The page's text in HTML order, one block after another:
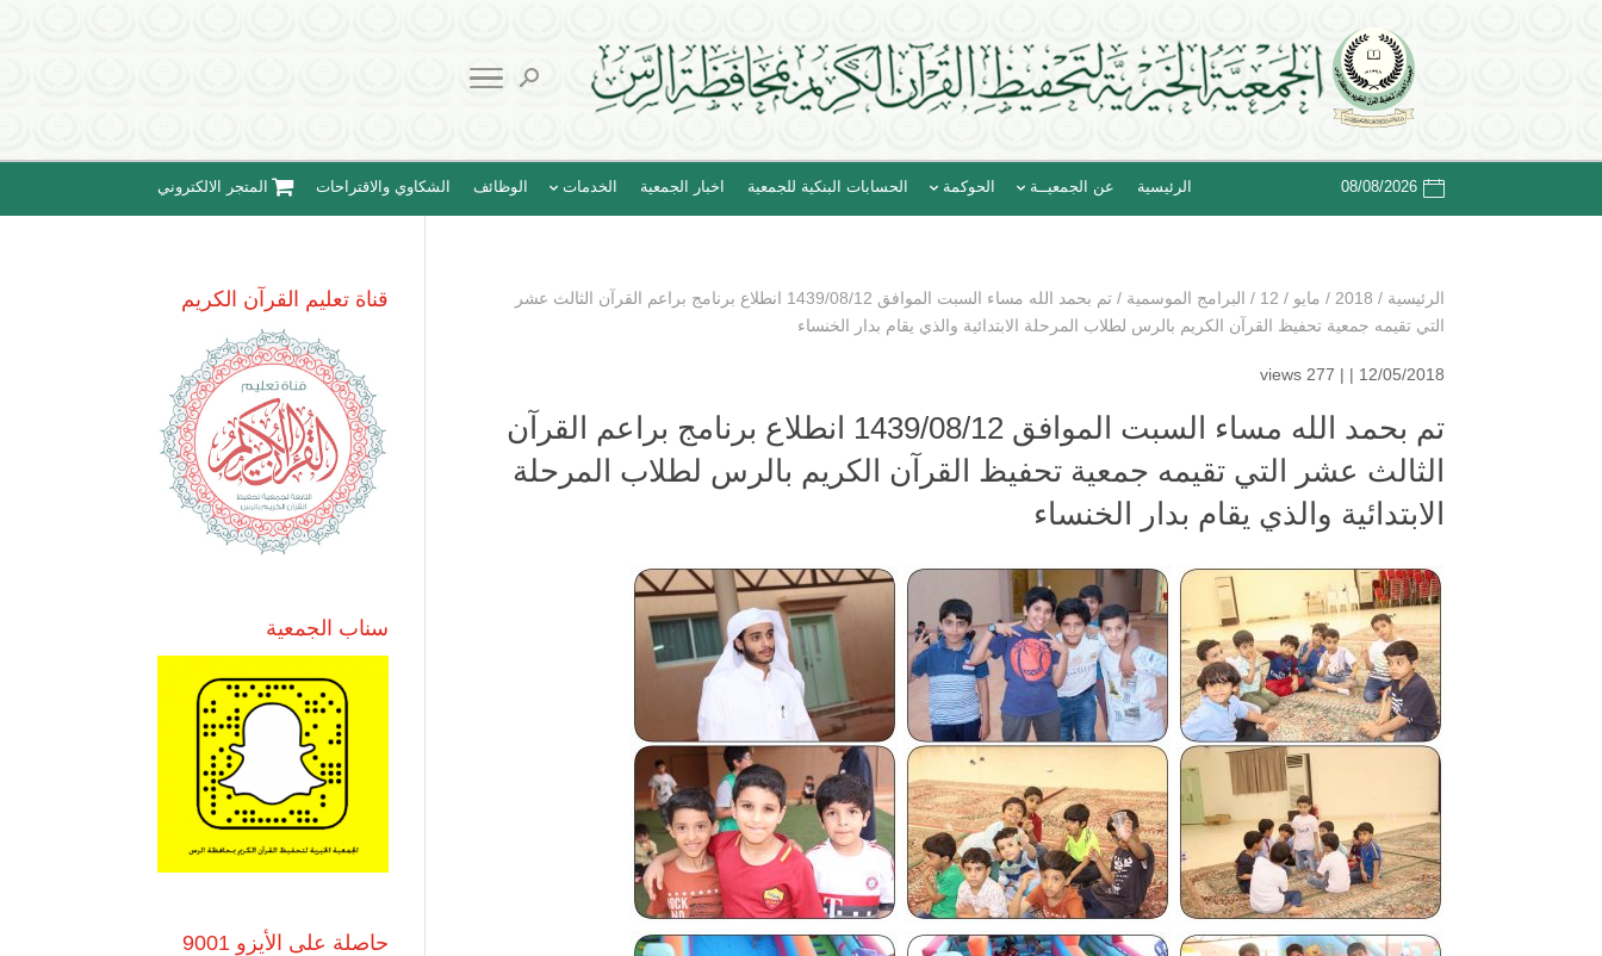
08/08/2026 الرئيسية عن الجمعيــة الحوكمة الحسابات البنكية للجمعية اخبار الجمعية الخدمات الوظائف الشكاوي والاقتراحات المتجر الالكتروني
الرئيسية /
2018
/ مايو /
12
/ البرامج الموسمية /
تم بحمد الله مساء السبت الموافق 1439/08/12 انطلاع برنامج براعم القرآن الثالث عشر
التي تقيمه جمعية تحفيظ القرآن الكريم بالرس لطلاب المرحلة الابتدائية والذي يقام بدار الخنساء
12/05/2018 | |
277 views
تم بحمد الله مساء السبت الموافق 1439/08/12 انطلاع برنامج براعم القرآن
الثالث عشر التي تقيمه جمعية تحفيظ القرآن الكريم بالرس لطلاب المرحلة
الابتدائية والذي يقام بدار الخنساء
قناة تعليم القرآن الكريم
سناب الجمعية
حاصلة على الأيزو 9001